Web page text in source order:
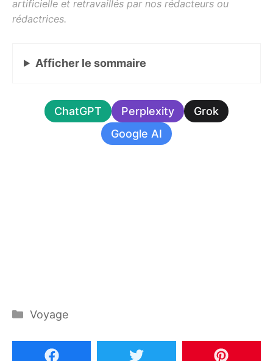
Afficher le sommaire
ChatGPT Perplexity
Grok
Google AI
Catégories
Voyage